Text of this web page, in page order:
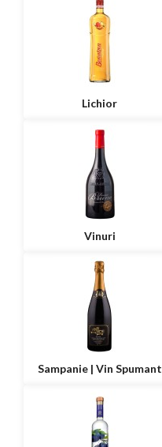
Lichior
Vinuri
Sampanie | Vin Spumant